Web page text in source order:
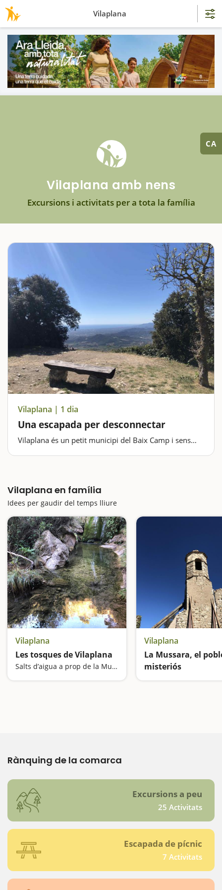
CA
Vilaplana amb nens
Excursions i activitats per a tota la família
Vilaplana | 1 dia
Una escapada per desconnectar
Vilaplana és un petit municipi del Baix Camp i sens
fresc. L’excursió…
Vilaplana en família
Idees per gaudir del temps lliure
Vilaplana
Les tosques de Vilaplana
Salts d’aigua a prop de la Mussara
Vilaplana
La Mussara, el
misteriós
Rànquing de la comarca
Excursions a peu
25 Activitats
Escapada de pícnic
7 Activitats
Vilaplana